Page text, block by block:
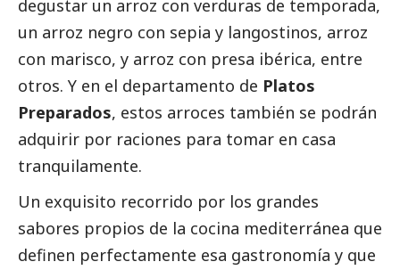
degustar un arroz con verduras de temporada,
un arroz negro con sepia y langostinos, arroz
con marisco, y arroz con presa ibérica, entre
otros. Y en el departamento de Platos
Preparados, estos arroces también se podrán
adquirir por raciones para tomar en casa
tranquilamente.
Un exquisito recorrido por los grandes
sabores propios de la cocina mediterránea que
definen perfectamente esa gastronomía y que